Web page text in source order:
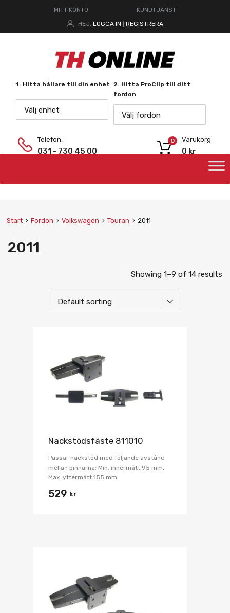
MITT KONTO
KUNDTJÄNST
HEJ. LOGGA IN REGISTRERA
1. Hitta hållare till din enhet
Välj enhet
2. Hitta ProClip till ditt
fordon
Välj fordon
Telefon:
031 - 730 45 00
Varukorg
0 kr
0
Start Fordon Volkswagen Touran 2011
2011
Showing 1–9 of 14 results
Nackstödsfäste 811010
Passar nackstöd med följande avstånd
mellan pinnarna: Min. innermått 95 mm,
Max. yttermått 155 mm.
529 kr